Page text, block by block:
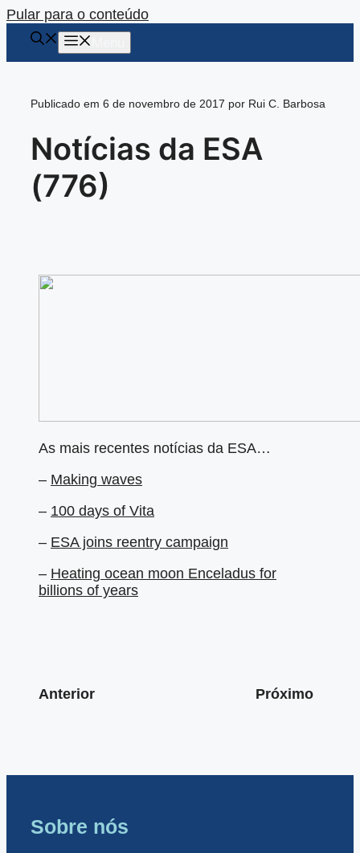
Pular para o conteúdo
Publicado em 6 de novembro de 2017 por Rui C. Barbosa
Notícias da ESA
(776)
As mais recentes notícias da ESA…
– Making waves
– 100 days of Vita
– ESA joins reentry campaign
– Heating ocean moon Enceladus for
billions of years
Anterior Próximo
Sobre nós